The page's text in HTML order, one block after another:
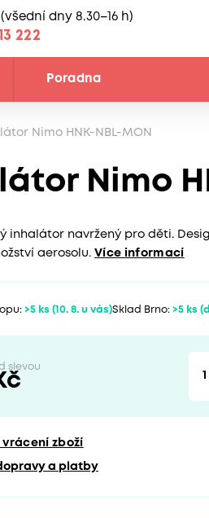
(všední dny 8.30–16 h)
222
Poradna
Nimo HNK-NBL-MON
Nimo
inhalátor navržený pro děti.
aerosolu. Více informací
>5 ks (10. 8. u vás)Sklad Brno: >5 ks
slevou
vrácení zboží
a platby